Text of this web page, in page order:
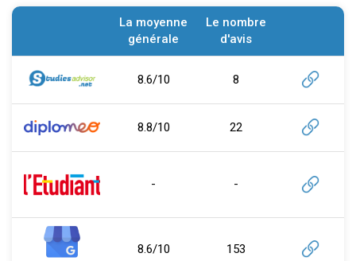
La moyenne
générale
Le nombre
d'avis
8.6/10 8
8.8/10 22
- -
8.6/10 153